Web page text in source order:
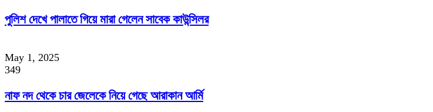
পুলিশ দেখে পালাতে গিয়ে মারা গেলেন সাবেক কাউন্সিলর
May 1, 2025
349
নাফ নদ থেকে চার জেলেকে নিয়ে গেছে আরাকান আর্মি